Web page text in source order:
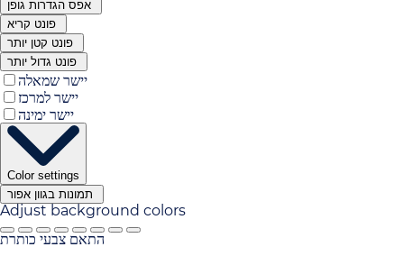
אפס הגדרות גופן
פונט קריא
פונט קטן יותר
פונט גדול יותר
יישר שמאלה
יישר למרכז
יישר ימינה
Color settings
תמונות בגוון אפור
Adjust background colors
התאם צבעי כותרת